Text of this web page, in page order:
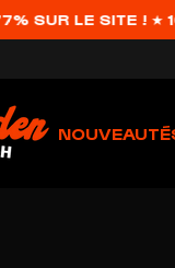
LE SITE ! ★